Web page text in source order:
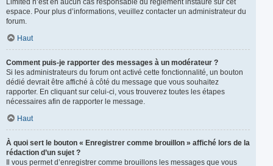
Limited n’est en aucun cas responsable du règlement instauré sur cet
espace. Pour plus d’informations, veuillez contacter un administrateur du
forum.
Haut
Comment puis-je rapporter des messages à un modérateur ?
Si les administrateurs du forum ont activé cette fonctionnalité, un bouton
dédié devrait être affiché à côté du message que vous souhaitez
rapporter. En cliquant sur celui-ci, vous trouverez toutes les étapes
nécessaires afin de rapporter le message.
Haut
À quoi sert le bouton « Enregistrer comme brouillon » affiché lors de la
rédaction d’un sujet ?
Il vous permet d’enregistrer comme brouillons les messages que vous